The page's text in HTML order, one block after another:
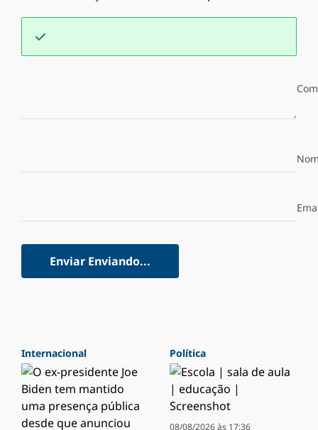
Enviar Enviando...
Internacional Política
08/08/2026 às 17:36